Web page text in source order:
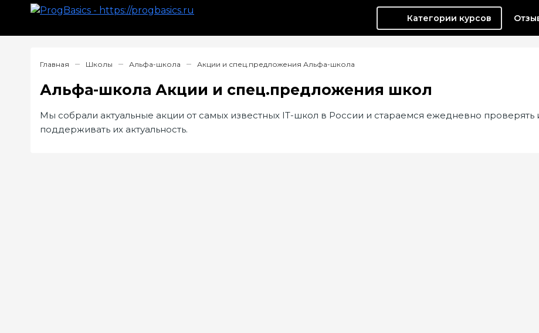
Категории курсов
Главная Школы Альфа-школа Акции и спец.предложения Альфа-школа
Альфа-школа Акции и спец.предложения школ
Мы собрали актуальные акции от самых известных IT-школ в России и стараемся ежедневно проверять
поддерживать их актуальность.